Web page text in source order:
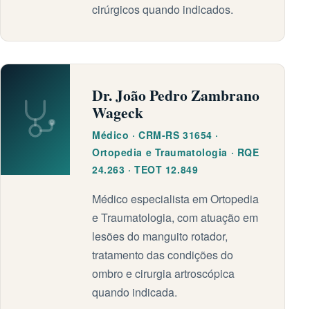
cirúrgicos quando indicados.
Dr. João Pedro Zambrano
Wageck
Médico · CRM-RS 31654 ·
Ortopedia e Traumatologia · RQE
24.263 · TEOT 12.849
Médico especialista em Ortopedia
e Traumatologia, com atuação em
lesões do manguito rotador,
tratamento das condições do
ombro e cirurgia artroscópica
quando indicada.